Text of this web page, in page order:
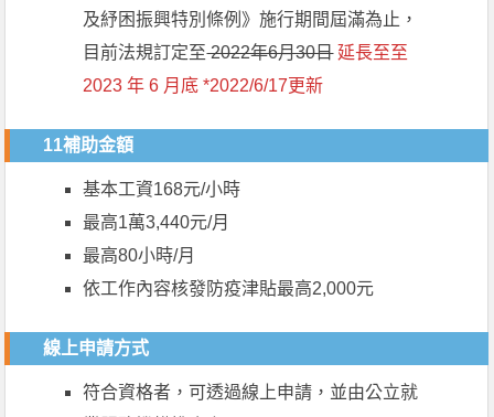
及紓困振興特別條例》施行期間屆滿為止，
目前法規訂定至2022年6月30日 延長至至
2023 年 6 月底 *2022/6/17更新
11補助金額
基本工資168元/小時
最高1萬3,440元/月
最高80小時/月
依工作內容核發防疫津貼最高2,000元
線上申請方式
符合資格者，可透過線上申請，並由公立就